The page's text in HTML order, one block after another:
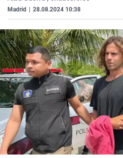
Madrid 28.08.2024 10:38